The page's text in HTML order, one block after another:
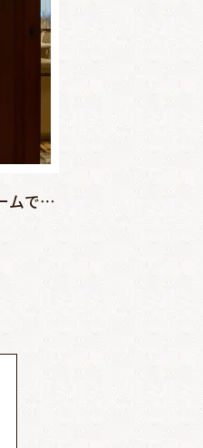
室内改修工事｜内装リフォームで快適空間に【千葉県船橋市/船橋...